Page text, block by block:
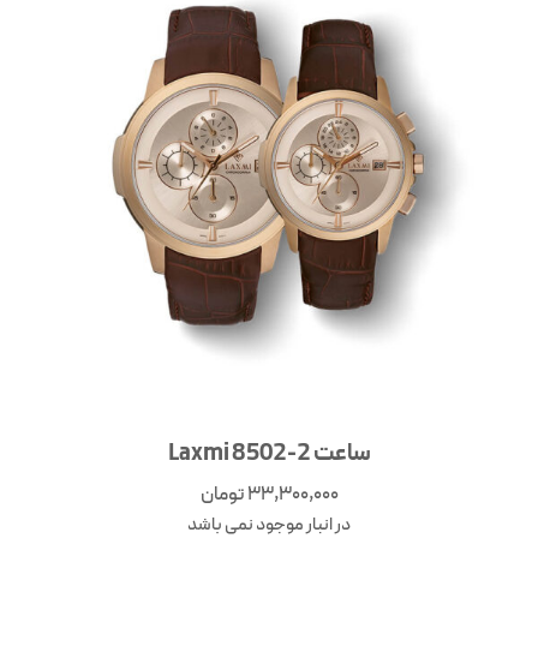
ساعت Laxmi 8502-2
33,300,000تومان
در انبار موجود نمی باشد